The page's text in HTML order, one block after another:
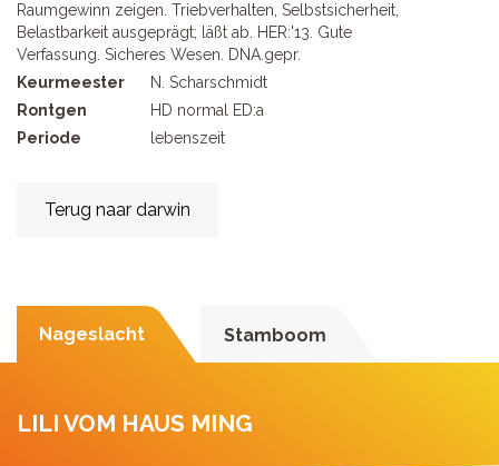
Raumgewinn zeigen. Triebverhalten, Selbstsicherheit,
Belastbarkeit ausgeprägt; läßt ab. HER:'13. Gute
Verfassung. Sicheres Wesen. DNA.gepr.
Keurmeester
N. Scharschmidt
Rontgen
HD normal ED:a
Periode
lebenszeit
Terug naar darwin
Nageslacht Stamboom
LILI VOM HAUS MING